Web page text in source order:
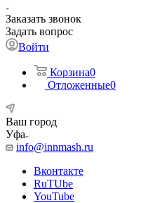
Заказать звонок
Задать вопрос
Войти
Корзина0
Отложенные0
Ваш город
Уфа
info@innmash.ru
Вконтакте
RuTUbe
YouTube